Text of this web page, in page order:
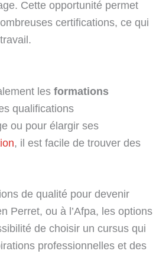
Cette opportunité permet
certifications, ce qui
les formations
qualifications
ou pour élargir ses
, il est facile de trouver des
de qualité pour devenir
Perret, ou à l’Afpa, les options
de choisir un cursus qui
professionnelles et des